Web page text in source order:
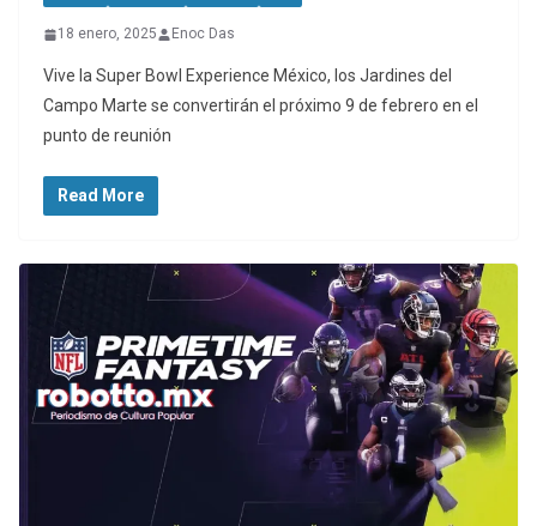
18 enero, 2025 Enoc Das
Vive la Super Bowl Experience México, los Jardines del
Campo Marte se convertirán el próximo 9 de febrero en el
punto de reunión
Read More